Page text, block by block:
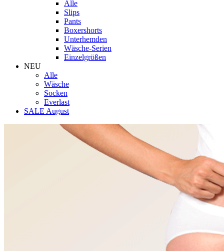
Alle
Slips
Pants
Boxershorts
Unterhemden
Wäsche-Serien
Einzelgrößen
NEU
Alle
Wäsche
Socken
Everlast
SALE August